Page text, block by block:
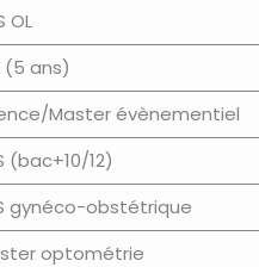
OL
(5 ans)
Master évènementiel
(bac+10/12)
gynéco-obstétrique
optométrie